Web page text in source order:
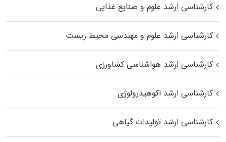
کارشناسی ارشد علوم و صنایع غذایی
کارشناسی ارشد علوم و مهندسی محیط زیست
کارشناسی ارشد هواشناسی کشاورزی
کارشناسی ارشد اکوهیدرولوژی
کارشناسی ارشد تولیدات گیاهی